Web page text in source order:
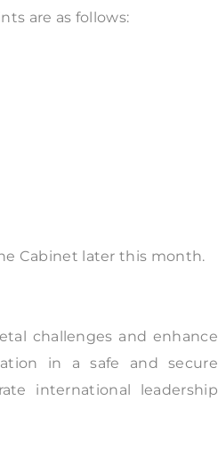
are as follows:
Cabinet later this month.
challenges and enhance
in a safe and secure
international leadership